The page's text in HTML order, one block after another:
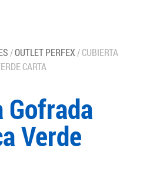
/OUTLET PERFEX / CUBIERTA
CARTA
Gofrada
Verde